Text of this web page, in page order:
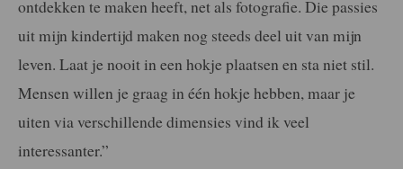
ontdekken te maken heeft, net als fotografie. Die passies
uit mijn kindertijd maken nog steeds deel uit van mijn
leven. Laat je nooit in een hokje plaatsen en sta niet stil.
Mensen willen je graag in één hokje hebben, maar je
uiten via verschillende dimensies vind ik veel
interessanter.”